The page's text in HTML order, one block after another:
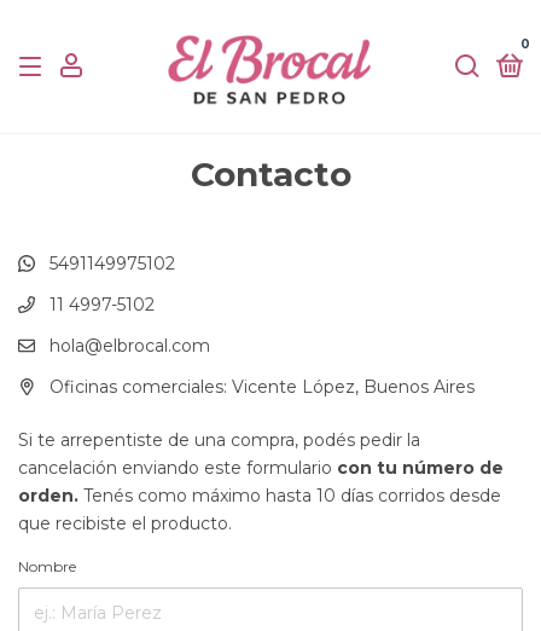
0
Contacto
5491149975102
11 4997-5102
hola@elbrocal.com
Oficinas comerciales: Vicente López, Buenos Aires
Si te arrepentiste de una compra, podés pedir la
cancelación enviando este formulario con tu número de
orden. Tenés como máximo hasta 10 días corridos desde
que recibiste el producto.
Nombre